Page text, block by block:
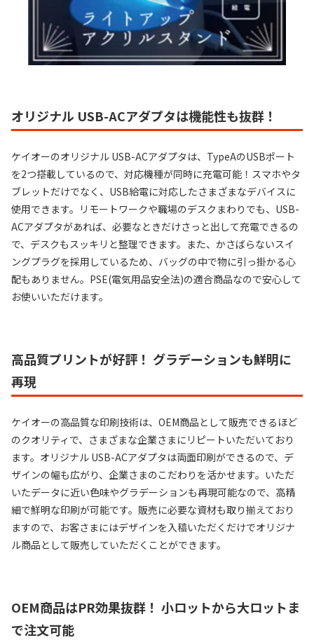
オリジナル USB-ACアダプタは機能性も抜群！
ケイオーのオリジナル USB-ACアダプタは、TypeAのUSBポート
を2つ搭載しているので、対応機種が同時に充電可能！スマホやタ
ブレットだけでなく、USB給電に対応したさまざまなデバイスに
使用できます。リモートワークや職場のデスクまわりでも、USB-
ACアダプタがあれば、必要なときだけさっと出して充電できるの
で、デスクもスッキリと整理できます。また、かさばらないスイ
ングプラグを採用しているため、バッグの中で物に引っ掛かる心
配もありません。PSE(電気用品安全法)の適合商品なので安心して
お使いいただけます。
高品質プリントが好評！ グラデーションも鮮明に
再現
ケイオーの高品質な印刷技術は、OEM商品として販売できるほど
のクオリティで、さまざまな企業さまにリピートいただいており
ます。オリジナル USB-ACアダプタは両面印刷ができるので、デ
ザインの幅も広がり、企業さまのこだわりを活かせます。いただ
いたデータに近い色味やグラデーションも再現可能なので、高精
細で鮮明な印刷が可能です。販売に必要な資材も取り揃えており
ますので、お客さまにはデザインを入稿いただくだけでオリジナ
ル商品として販売していただくことができます。
OEM商品はPR効果抜群！ 小ロットから大ロットま
で注文可能